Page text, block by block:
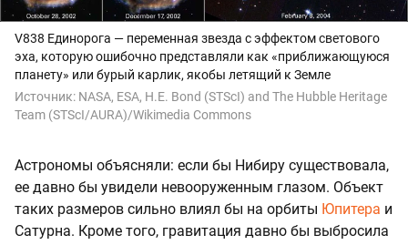
V838 Единорога — переменная звезда с эффектом светового
эха, которую ошибочно представляли как «приближающуюся
планету» или бурый карлик, якобы летящий к Земле
Источник: NASA, ESA, H.E. Bond (STScI) and The Hubble Heritage
Team (STScI/AURA)/Wikimedia Commons
Астрономы объясняли: если бы Нибиру существовала,
ее давно бы увидели невооруженным глазом. Объект
таких размеров сильно влиял бы на орбиты Юпитера и
Сатурна. Кроме того, гравитация давно бы выбросила